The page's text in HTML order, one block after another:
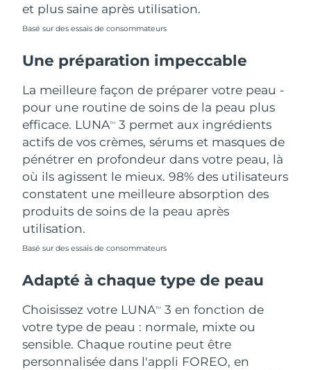
et plus saine après utilisation.
Basé sur des essais de consommateurs
Une préparation impeccable
La meilleure façon de préparer votre peau -
pour une routine de soins de la peau plus
efficace. LUNATM
3 permet aux ingrédients
actifs de vos crèmes, sérums et masques de
pénétrer en profondeur dans votre peau, là
où ils agissent le mieux. 98% des utilisateurs
constatent une meilleure absorption des
produits de soins de la peau après
utilisation.
Basé sur des essais de consommateurs
Adapté à chaque type de peau
Choisissez votre LUNATM
3 en fonction de
votre type de peau : normale, mixte ou
sensible. Chaque routine peut être
personnalisée dans l'appli FOREO, en